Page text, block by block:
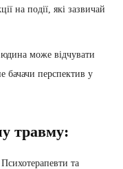
на події, які зазвичай
може відчувати
бачачи перспектив у
травму:
та